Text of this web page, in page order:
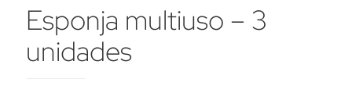
Esponja multiuso – 3
unidades